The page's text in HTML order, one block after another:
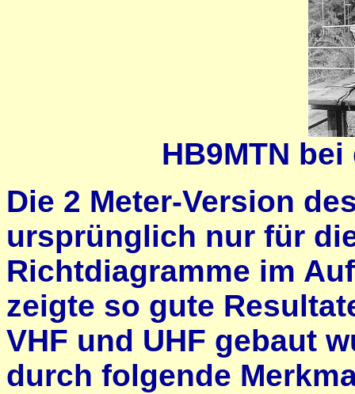
HB9MTN
Die 2 Meter-Version
ursprünglich nur für
Richtdiagramme im
zeigte so gute
VHF und UHF gebaut
durch folgende